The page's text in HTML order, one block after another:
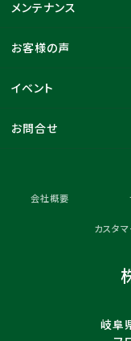
メンテナンス
お客様の声
イベント
お問合せ
会社概要
カスタ
岐阜